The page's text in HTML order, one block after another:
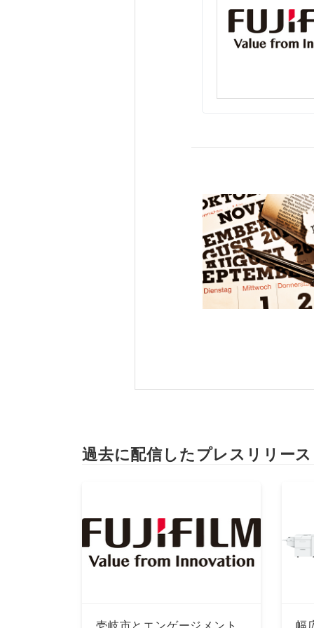
過去に配信したプレスリリース
壱岐市とエンゲージメント 幅